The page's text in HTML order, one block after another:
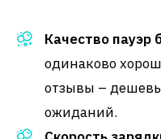
Качество пауэр
одинаково
отзывы –
ожиданий.